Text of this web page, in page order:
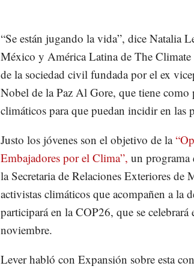
“Se están jugando la vida”, dice Natalia
México y América Latina de The
de la sociedad civil fundada por el ex
Nobel de la Paz Al Gore, que tiene
climáticos para que puedan incidir en las
Justo los jóvenes son el objetivo de la
Embajadores por el Clima”, un programa
la Secretaria de Relaciones Exteriores de
activistas climáticos que acompañen a la
participará en la COP26, que se celebrará
noviembre.
Lever habló con Expansión sobre esta